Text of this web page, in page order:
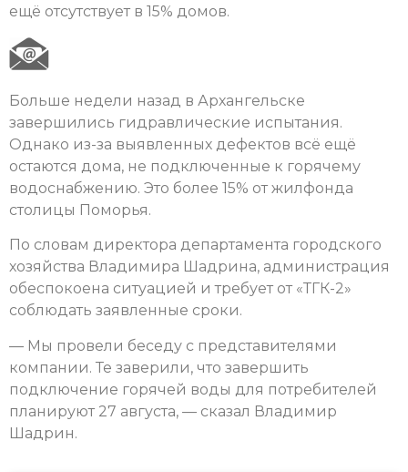
ещё отсутствует в 15% домов.
Больше недели назад в Архангельске
завершились гидравлические испытания.
Однако из-за выявленных дефектов всё ещё
остаются дома, не подключенные к горячему
водоснабжению. Это более 15% от жилфонда
столицы Поморья.
По словам директора департамента городского
хозяйства Владимира Шадрина, администрация
обеспокоена ситуацией и требует от «ТГК-2»
соблюдать заявленные сроки.
— Мы провели беседу с представителями
компании. Те заверили, что завершить
подключение горячей воды для потребителей
планируют 27 августа, — сказал Владимир
Шадрин.